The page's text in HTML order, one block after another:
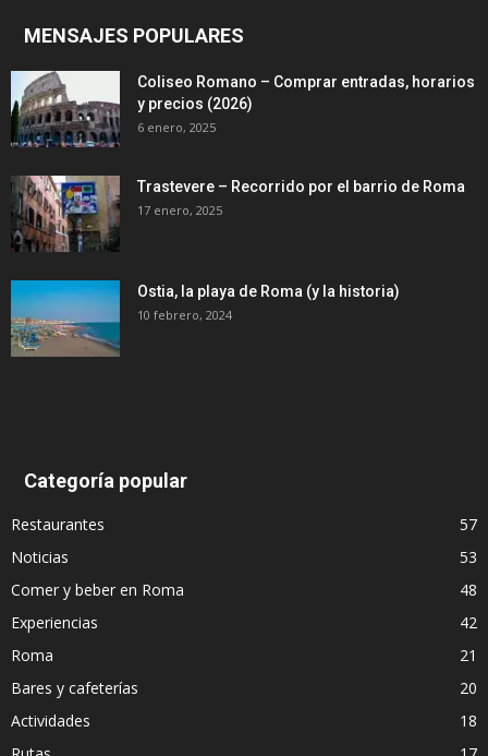
MENSAJES POPULARES
Coliseo Romano – Comprar entradas, horarios
y precios (2026)
6 enero, 2025
Trastevere – Recorrido por el barrio de Roma
17 enero, 2025
Ostia, la playa de Roma (y la historia)
10 febrero, 2024
Categoría popular
Restaurantes
57
Noticias
53
Comer y beber en Roma
48
Experiencias
42
Roma
21
Bares y cafeterías
20
Actividades
18